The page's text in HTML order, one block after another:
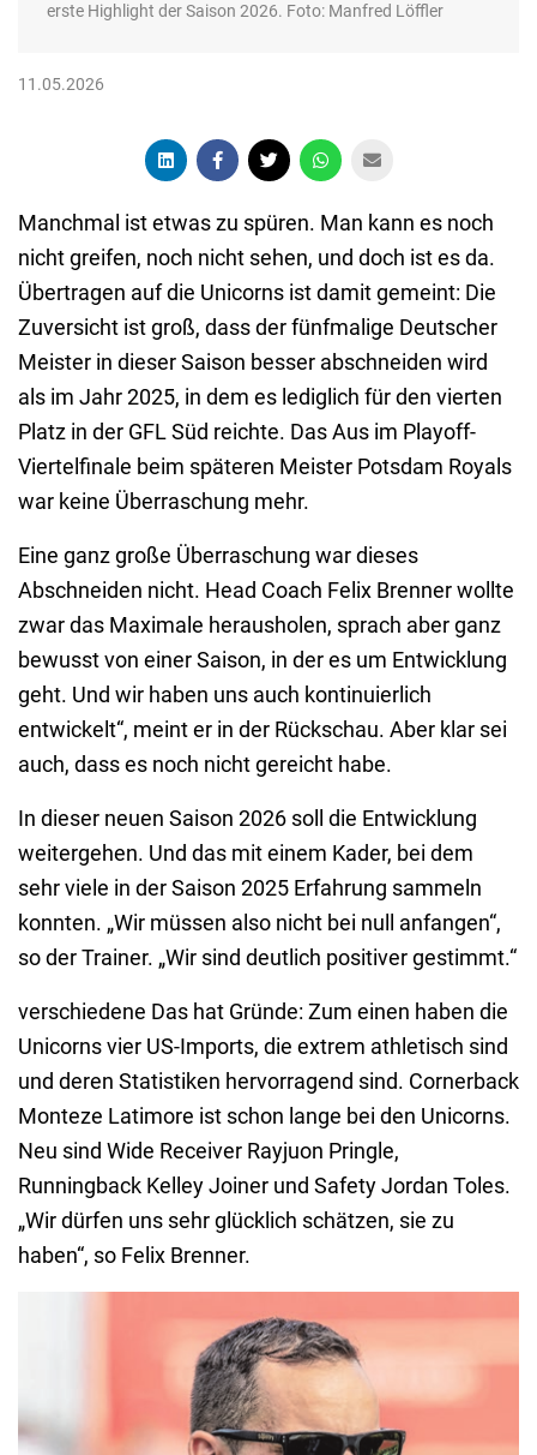
erste Highlight der Saison 2026. Foto: Manfred Löffler
11.05.2026
Manchmal ist etwas zu spüren. Man kann es noch
nicht greifen, noch nicht sehen, und doch ist es da.
Übertragen auf die Unicorns ist damit gemeint: Die
Zuversicht ist groß, dass der fünfmalige Deutscher
Meister in dieser Saison besser abschneiden wird
als im Jahr 2025, in dem es lediglich für den vierten
Platz in der GFL Süd reichte. Das Aus im Playoff-
Viertelfinale beim späteren Meister Potsdam Royals
war keine Überraschung mehr.
Eine ganz große Überraschung war dieses
Abschneiden nicht. Head Coach Felix Brenner wollte
zwar das Maximale herausholen, sprach aber ganz
bewusst von einer Saison, in der es um Entwicklung
geht. Und wir haben uns auch kontinuierlich
entwickelt“, meint er in der Rückschau. Aber klar sei
auch, dass es noch nicht gereicht habe.
In dieser neuen Saison 2026 soll die Entwicklung
weitergehen. Und das mit einem Kader, bei dem
sehr viele in der Saison 2025 Erfahrung sammeln
konnten. „Wir müssen also nicht bei null anfangen“,
so der Trainer. „Wir sind deutlich positiver gestimmt.“
verschiedene Das hat Gründe: Zum einen haben die
Unicorns vier US-Imports, die extrem athletisch sind
und deren Statistiken hervorragend sind. Cornerback
Monteze Latimore ist schon lange bei den Unicorns.
Neu sind Wide Receiver Rayjuon Pringle,
Runningback Kelley Joiner und Safety Jordan Toles.
„Wir dürfen uns sehr glücklich schätzen, sie zu
haben“, so Felix Brenner.